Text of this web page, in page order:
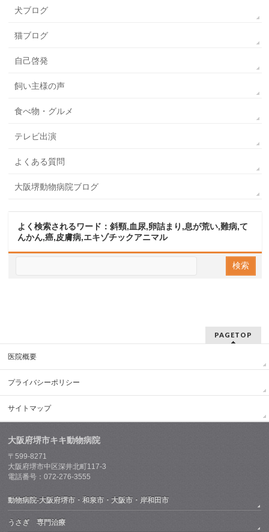
犬ブログ
猫ブログ
自己啓発
飼い主様の声
食べ物・グルメ
テレビ出演
よくある質問
大阪堺動物病院ブログ
よく検索されるワード：斜頸,血尿,卵詰まり,息が荒い,難病,て
んかん,癌,皮膚病,エキゾチックアニマル
PAGETOP
医院概要
プライバシーポリシー
サイトマップ
大阪府堺市キキ動物病院
〒599-8271
大阪府堺市中区深井北町117-3
電話番号：072-276-3555
動物病院-大阪府堺市・和泉市・大阪市・岸和田市
うさぎ 専門治療